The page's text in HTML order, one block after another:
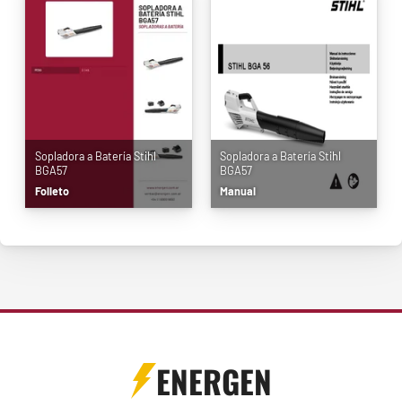
Sopladora a Batería Stihl
BGA57
Folleto
Sopladora a Batería Stihl
BGA57
Manual
ENERGEN